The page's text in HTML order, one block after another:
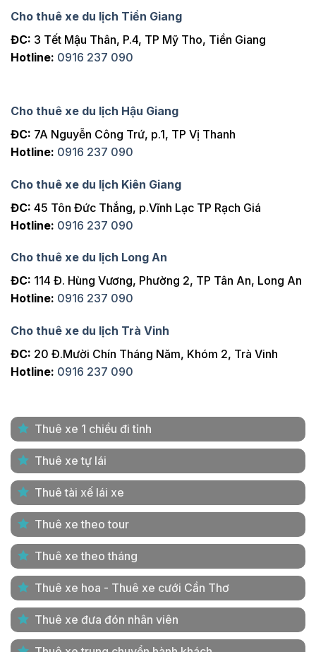
Cho thuê xe du lịch Tiền Giang
ĐC: 3 Tết Mậu Thân, P.4, TP Mỹ Tho, Tiền Giang
Hotline: 0916 237 090
Cho thuê xe du lịch Hậu Giang
ĐC: 7A Nguyễn Công Trứ, p.1, TP Vị Thanh
Hotline: 0916 237 090
Cho thuê xe du lịch Kiên Giang
ĐC: 45 Tôn Đức Thắng, p.Vĩnh Lạc TP Rạch Giá
Hotline: 0916 237 090
Cho thuê xe du lịch Long An
ĐC: 114 Đ. Hùng Vương, Phường 2, TP Tân An, Long An
Hotline: 0916 237 090
Cho thuê xe du lịch Trà Vinh
ĐC: 20 Đ.Mười Chín Tháng Năm, Khóm 2, Trà Vinh
Hotline: 0916 237 090
Thuê xe 1 chiều đi tỉnh
Thuê xe tự lái
Thuê tài xế lái xe
Thuê xe theo tour
Thuê xe theo tháng
Thuê xe hoa - Thuê xe cưới Cần Thơ
Thuê xe đưa đón nhân viên